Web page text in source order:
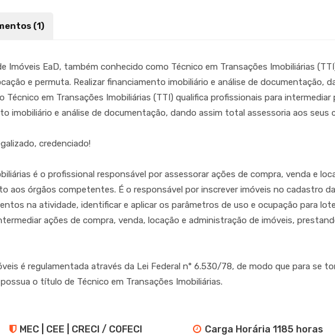
(1)
Imóveis EaD, também conhecido como Técnico em Transações Imobiliárias
e permuta. Realizar financiamento imobiliário e análise de documentação,
Técnico em Transações Imobiliárias (TTI) qualifica profissionais para
imobiliário e análise de documentação, dando assim total assessoria aos seus
credenciado!
é o profissional responsável por assessorar ações de compra, venda e
aos órgãos competentes. É o responsável por inscrever imóveis no cadastro
na atividade, identificar e aplicar os parâmetros de uso e ocupação para
ações de compra, venda, locação e administração de imóveis,
é regulamentada através da Lei Federal n° 6.530/78, de modo que para se
o título de Técnico em Transações Imobiliárias.
MEC | CEE | CRECI / COFECI Carga Horária 1185 horas